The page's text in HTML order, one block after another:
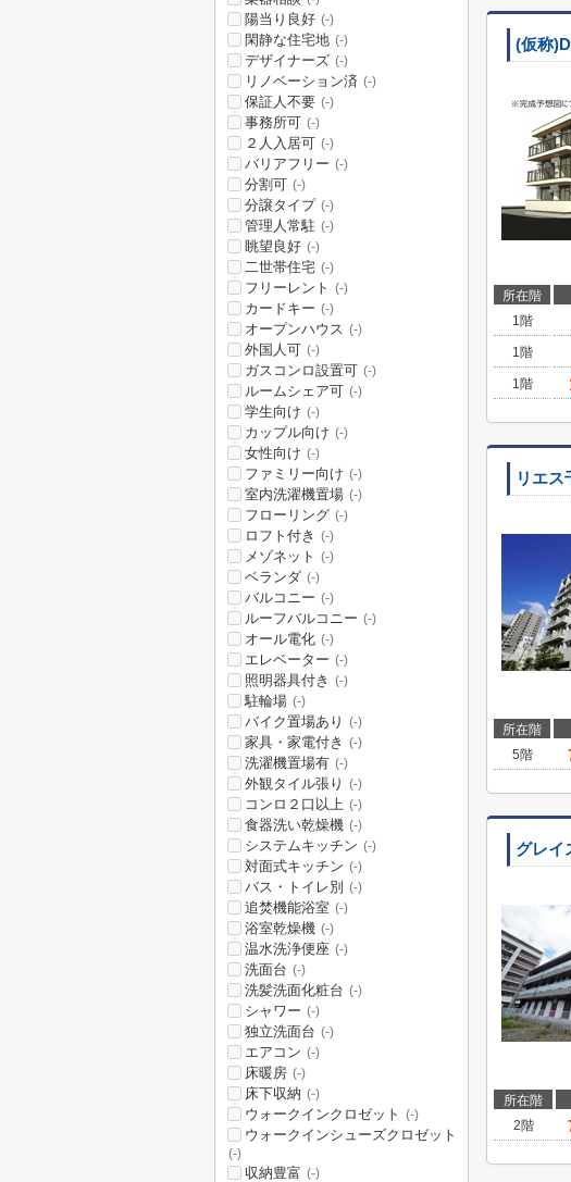
(仮称
所在階
1階
1階
1階
リエス
所在階
5階
グレイ
所在階
2階
陽当り良好 (-)
閑静な住宅地 (-)
デザイナーズ (-)
リノベーション済 (-)
保証人不要 (-)
事務所可 (-)
２人入居可 (-)
バリアフリー (-)
分割可 (-)
分譲タイプ (-)
管理人常駐 (-)
眺望良好 (-)
二世帯住宅 (-)
フリーレント (-)
カードキー (-)
オープンハウス (-)
外国人可 (-)
ガスコンロ設置可 (-)
ルームシェア可 (-)
学生向け (-)
カップル向け (-)
女性向け (-)
ファミリー向け (-)
室内洗濯機置場 (-)
フローリング (-)
ロフト付き (-)
メゾネット (-)
ベランダ (-)
バルコニー (-)
ルーフバルコニー (-)
オール電化 (-)
エレベーター (-)
照明器具付き (-)
駐輪場 (-)
バイク置場あり (-)
家具・家電付き (-)
洗濯機置場有 (-)
外観タイル張り (-)
コンロ２口以上 (-)
食器洗い乾燥機 (-)
システムキッチン (-)
対面式キッチン (-)
バス・トイレ別 (-)
追焚機能浴室 (-)
浴室乾燥機 (-)
温水洗浄便座 (-)
洗面台 (-)
洗髪洗面化粧台 (-)
シャワー (-)
独立洗面台 (-)
エアコン (-)
床暖房 (-)
床下収納 (-)
ウォークインクロゼット (-)
ウォークインシューズクロゼット
(-)
収納豊富 (-)